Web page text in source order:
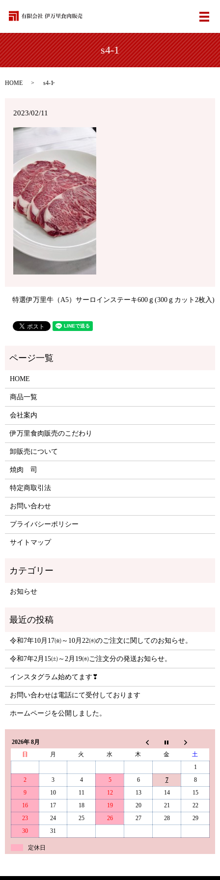
メ
s4-1
HOME s4-1
2023/02/11
特選伊万里牛（A5）サーロインステーキ600ｇ(300ｇカット2枚入)
HOME
商品一覧
会社案内
伊万里食肉販売のこだわり
卸販売について
焼肉 司
特定商取引法
お問い合わせ
プライバシーポリシー
サイトマップ
お知らせ
令和7年10月17㈮～10月22㈬のご注文に関してのお知らせ。
令和7年2月15㈯～2月19㈬ご注文分の発送お知らせ。
インスタグラム始めてます❣
お問い合わせは電話にて受付しております
ホームページを公開しました。
2026年 8月
日
月 火 水 木 金
土
1
2
3 4 5 6 7
8
9
10 11 12 13 14
15
16
17 18 19 20 21
22
23
24 25 26 27 28
29
30
31
定休日